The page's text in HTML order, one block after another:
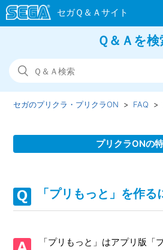
Ｑ＆Ａを検
セガのプリクラ・プリクラON FAQ
プリクラONの
推奨環境
「プリクラＯＮ会員証」とは？
「プリもっと」を作る
「プリもっと」はアプリ版「